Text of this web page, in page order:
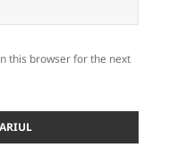
this browser for the next